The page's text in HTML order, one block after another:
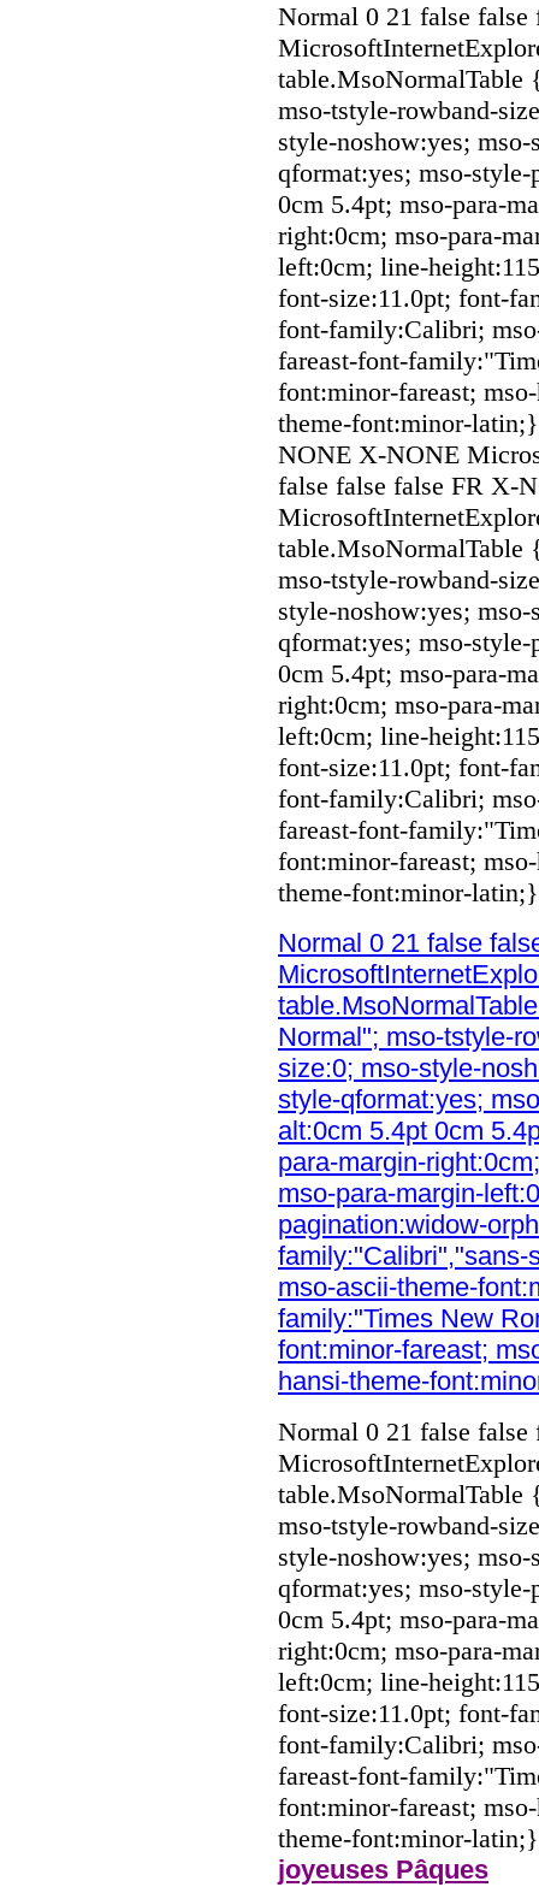
Normal 0 21 false
table.MsoNormalTable
mso-tstyle-rowband-
style-noshow:yes;
qformat:yes; mso-
0cm 5.4pt; mso-para-
right:0cm; mso-para-
left:0cm; line-
font-size:11.0pt; font-
font-family:Calibri;
fareast-font-
font:minor-fareast;
theme-font:minor-
NONE X-NONE
false false false FR X-
table.MsoNormalTable
mso-tstyle-rowband-
style-noshow:yes;
qformat:yes; mso-
0cm 5.4pt; mso-para-
right:0cm; mso-para-
left:0cm; line-
font-size:11.0pt; font-
font-family:Calibri;
fareast-font-
font:minor-fareast;
theme-font:minor-latin;}
Normal 0 21 false
Normal"; mso-tstyle-
size:0; mso-style-
style-qformat:yes;
alt:0cm 5.4pt 0cm
para-margin-
mso-para-margin-
pagination:widow-
family:"Calibri","sans-
mso-ascii-theme-
family:"Times New
font:minor-fareast;
hansi-theme-
Normal 0 21 false
table.MsoNormalTable
mso-tstyle-rowband-
style-noshow:yes;
qformat:yes; mso-
0cm 5.4pt; mso-para-
right:0cm; mso-para-
left:0cm; line-
font-size:11.0pt; font-
font-family:Calibri;
fareast-font-
font:minor-fareast;
theme-font:minor-
joyeuses Pâques